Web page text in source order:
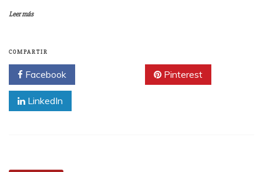
Leer más
COMPARTIR
Facebook Pinterest
LinkedIn